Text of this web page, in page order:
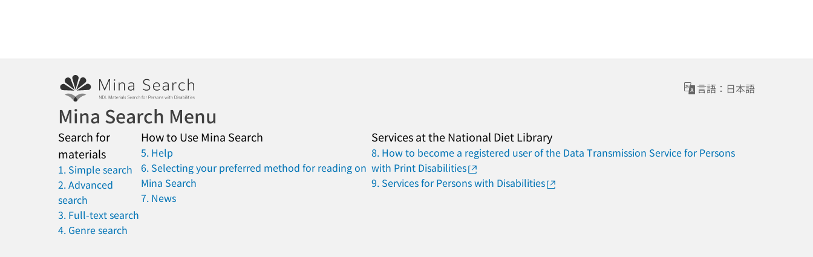
言語：日本語
Mina Search Menu
Search for
materials
1. Simple search
2. Advanced
search
3. Full-text search
4. Genre search
How to Use Mina Search
5. Help
6. Selecting your preferred method for reading on
Mina Search
7. News
Services at the National Diet Library
8. How to become a registered user of the Data Transmission Service for Persons
with Print Disabilities
9. Services for Persons with Disabilities